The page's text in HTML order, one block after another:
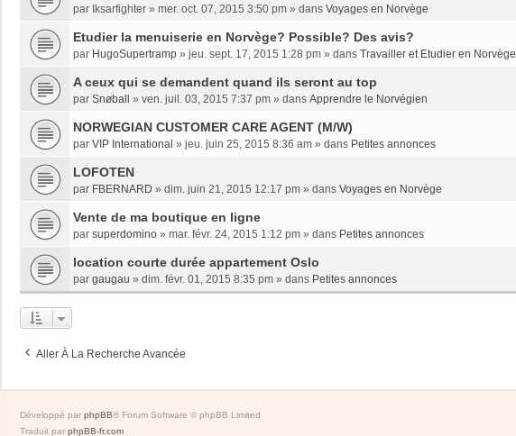
par Iksarfighter » mer. oct. 07, 2015 3:50 pm » dans Voyages en Norvège
Etudier la menuiserie en Norvège? Possible? Des avis?
par HugoSupertramp » jeu. sept. 17, 2015 1:28 pm » dans Travailler et Etudier en Norvège
A ceux qui se demandent quand ils seront au top
par Snøball » ven. juil. 03, 2015 7:37 pm » dans Apprendre le Norvégien
NORWEGIAN CUSTOMER CARE AGENT (M/W)
par VIP International » jeu. juin 25, 2015 8:36 am » dans Petites annonces
LOFOTEN
par FBERNARD » dim. juin 21, 2015 12:17 pm » dans Voyages en Norvège
Vente de ma boutique en ligne
par superdomino » mar. févr. 24, 2015 1:12 pm » dans Petites annonces
location courte durée appartement Oslo
par gaugau » dim. févr. 01, 2015 8:35 pm » dans Petites annonces
Aller À La Recherche Avancée
Développé par phpBB® Forum Software © phpBB Limited
Traduit par phpBB-fr.com